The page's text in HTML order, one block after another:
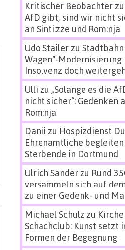
Kritischer Beobachterzu
AfD gibt, sind wir nicht
an Sinti:zze und Rom:nja
Udo Stailerzu Stadtbahn
Wagen“-Modernisierung
Insolvenz doch
Ulli zu „Solange es die
nicht sicher“: Gedenken
Rom:nja
Danii zu Hospizdienst
Ehrenamtliche
Sterbende in Dortmund
Ulrich Sanderzu Rund
versammeln sich auf
zu einer Gedenk- und
Michael Schulz zu
Schachclub: Kunst setzt
Formen der Begegnung